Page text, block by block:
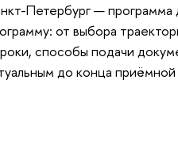
Петербург — программа
от выбора
способы подачи
до конца